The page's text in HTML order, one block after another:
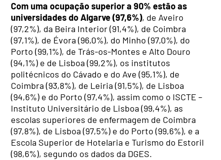
Com uma ocupação superior a 90% estão as
universidades do Algarve (97,6%), de Aveiro
(97,2%), da Beira Interior (91,4%), de Coimbra
(97,1%), de Évora (96,0%), do Minho (97,0%), do
Porto (99,1%), de Trás-os-Montes e Alto Douro
(94,1%) e de Lisboa (99,2%), os institutos
politécnicos do Cávado e do Ave (95,1%), de
Coimbra (93,8%), de Leiria (91,5%), de Lisboa
(94,6%) e do Porto (97,4%), assim como o ISCTE –
Instituto Universitário de Lisboa (99,4%), as
escolas superiores de enfermagem de Coimbra
(97,8%), de Lisboa (97,5%) e do Porto (99,6%), e a
Escola Superior de Hotelaria e Turismo do Estoril
(98,6%), segundo os dados da DGES.